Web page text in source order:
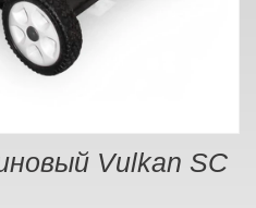
Vulkan SC